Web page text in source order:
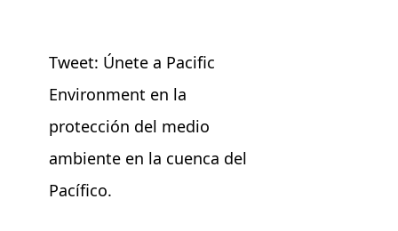
Tweet: Únete a Pacific
Environment en la
protección del medio
ambiente en la cuenca del
Pacífico.